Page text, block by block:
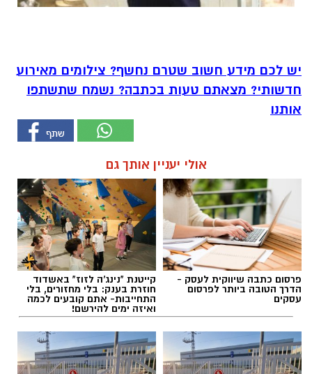
יש לכם מידע חשוב שטרם נחשף? צילומים מאירוע
חדשותי? מצאתם טעות בכתבה? נשמח שתשתפו
אותנו
אולי יעניין אותך גם
פרסום כתבה שיווקית לעסק -
הדרך הטובה ביותר לפרסום
עסקים
קייטנת "נינג'ה לזוז" באשדוד
חוזרת בענק: בלי מחזורים, בלי
התחייבות- אתם קובעים לכמה
ואיזה ימים להירשם!